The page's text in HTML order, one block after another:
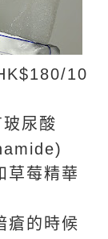
10
尿酸
草莓精華
瘡的時候